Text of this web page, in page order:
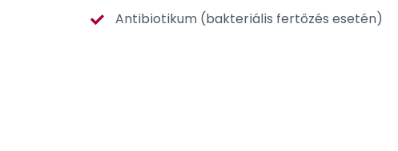
Antibiotikum (bakteriális fertőzés esetén)